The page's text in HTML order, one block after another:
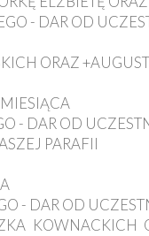
- DAR OD
ORAZ
- DAR OD
PARAFII
- DAR OD